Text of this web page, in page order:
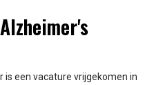
is een vacature vrijgekomen in